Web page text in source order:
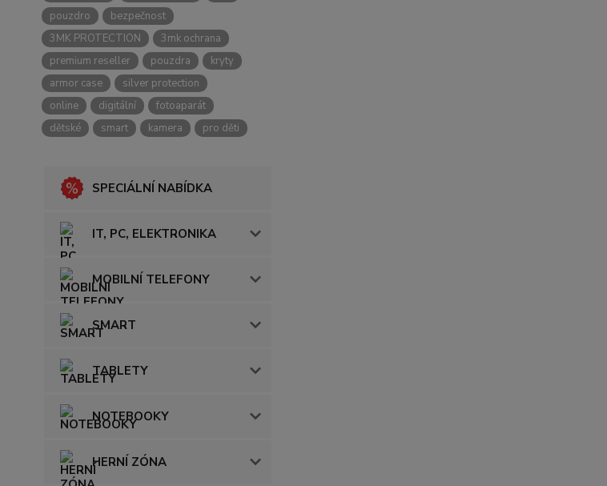
pouzdro
bezpečnost
3MK PROTECTION
3mk ochrana
premium reseller
pouzdra
kryty
armor case
silver protection
online
digitální
fotoaparát
dětské
smart kamera pro děti
SPECIÁLNÍ NABÍDKA
IT, PC, ELEKTRONIKA
MOBILNÍ TELEFONY
SMART
TABLETY
NOTEBOOKY
HERNÍ ZÓNA